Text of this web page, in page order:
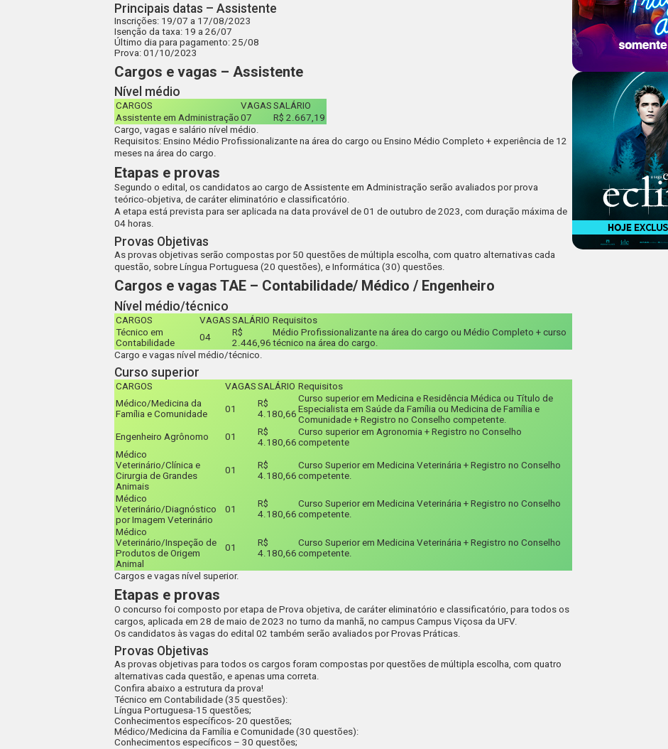
Principais datas – Assistente
Inscrições: 19/07 a 17/08/2023
Isenção da taxa: 19 a 26/07
Último dia para pagamento: 25/08
Prova: 01/10/2023
Cargos e vagas – Assistente
Nível médio
CARGOS VAGAS SALÁRIO
Assistente em Administração 07
R$ 2.667,19
Cargo, vagas e salário nível médio.
Requisitos: Ensino Médio Profissionalizante na área do cargo ou Ensino Médio Completo + experiência de 12
meses na área do cargo.
Etapas e provas
Segundo o edital, os candidatos ao cargo de Assistente em Administração serão avaliados por prova
teórico-objetiva, de caráter eliminatório e classificatório.
A etapa está prevista para ser aplicada na data provável de 01 de outubro de 2023 , com duração máxima de
04 horas.
Provas Objetivas
As provas objetivas serão compostas por 50 questões de múltipla escolha, com quatro alternativas cada
questão, sobre Língua Portuguesa (20 questões), e Informática (30) questões.
Cargos e vagas TAE – Contabilidade/ Médico / Engenheiro
Nível médio/técnico
CARGOS VAGAS SALÁRIO Requisitos
Técnico em
Contabilidade
04
R$
2.446,96
Médio Profissionalizante na área do cargo ou Médio Completo + curso
técnico na área do cargo.
Cargo e vagas nível médio/técnico.
Curso superior
CARGOS VAGAS SALÁRIO Requisitos
Médico/Medicina da
Família e Comunidade
01
R$
4.180,66
Curso superior em Medicina e Residência Médica ou Título de
Especialista em Saúde da Família ou Medicina de Família e
Comunidade + Registro no Conselho competente.
Engenheiro Agrônomo
01
R$
4.180,66
Curso superior em Agronomia + Registro no Conselho
competente
Médico
Veterinário/Clínica e
Cirurgia de Grandes
Animais
01
R$
4.180,66
Curso Superior em Medicina Veterinária + Registro no Conselho
competente.
Médico
Veterinário/Diagnóstico
por Imagem Veterinário
01
R$
4.180,66
Curso Superior em Medicina Veterinária + Registro no Conselho
competente.
Médico
Veterinário/Inspeção de
Produtos de Origem
Animal
01
R$
4.180,66
Curso Superior em Medicina Veterinária + Registro no Conselho
competente.
Cargos e vagas nível superior.
Etapas e provas
O concurso foi composto por etapa de Prova objetiva, de caráter eliminatório e classificatório, para todos os
cargos, aplicada em28 de maio de 2023 no turno da manhã, no campus Campus Viçosa da UFV.
Os candidatos às vagas do edital 02 também serão avaliados por Provas Práticas.
Provas Objetivas
As provas objetivas para todos os cargos foram compostas por questões de múltipla escolha, com quatro
alternativas cada questão, e apenas uma correta.
Confira abaixo a estrutura da prova!
Técnico em Contabilidade (35 questões):
Língua Portuguesa-15 questões;
Conhecimentos específicos- 20 questões;
Médico/Medicina da Família e Comunidade (30 questões):
Conhecimentos específicos – 30 questões;